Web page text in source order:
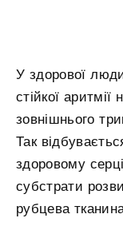
У здорової
стійкої
зовнішнього
Так
здоровому серці
субстрати
рубцева